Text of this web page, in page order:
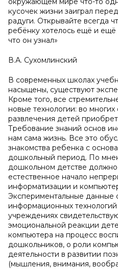
кусочек жизни заиграл
радуги. Открывайте всегда
ребёнку хотелось ещё и ещё
что он узнал»
В.А. Сухомлинский
В современных школах
насыщены, существуют
Кроме того, все
новые технологии: во
развлечения детей
Требование знаний основ
нам сама жизнь. Все это
знакомства ребенка с
дошкольный период. По
дошкольном детстве
естественное начало
информатизации и
Экспериментальные данные
информационных
учреждениях
эмоциональной реакции
компьютера на процесс
дошкольников, о роли
деятельности в развитии
(мышления, внимания,